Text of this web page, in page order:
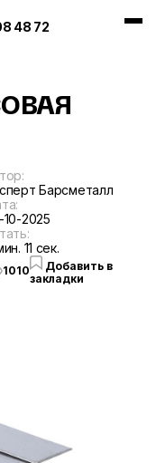
48 72
Барсметалл
10-2025
11 сек.
1010
Добавить в
закладки